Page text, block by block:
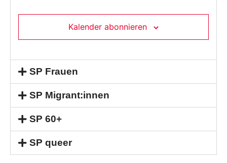
Kalender abonnieren
SP Frauen
SP Migrant:innen
SP 60+
SP queer